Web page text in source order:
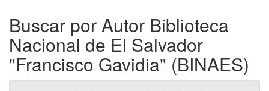
Buscar por Autor Biblioteca
Nacional de El Salvador
"Francisco Gavidia" (BINAES)